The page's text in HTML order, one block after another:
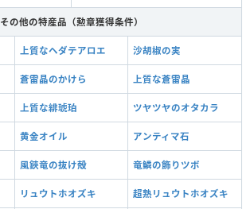
その他の特産品（勲章獲得条件）
上質なヘダテアロエ 沙胡椒の実
蒼雷晶のかけら 上質な蒼雷晶
上質な緋琥珀 ツヤツヤのオタカラ
黄金オイル アンティマ石
風鋏竜の抜け殻 竜鱗の飾りツボ
リュウトホオズキ 超熟リュウトホオズキ